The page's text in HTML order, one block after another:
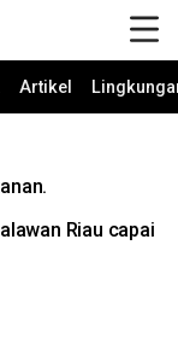
Artikel
Riau capai